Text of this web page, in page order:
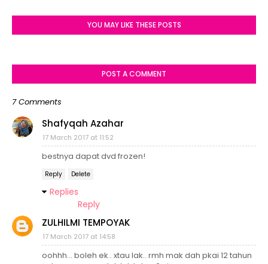
YOU MAY LIKE THESE POSTS
POST A COMMENT
7 Comments
Shafyqah Azahar
17 March 2017 at 11:52
bestnya dapat dvd frozen!
Reply Delete
Replies
Reply
ZULHILMI TEMPOYAK
17 March 2017 at 14:58
oohhh... boleh ek.. xtau lak.. rmh mak dah pkai 12 tahun